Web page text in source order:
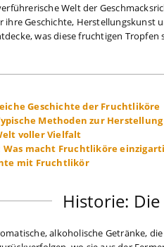
Welt der
Geschichte, Herstellungskunst
was diese fruchtigen Tropfen
Geschichte der Fruchtliköre
Methoden zur
voller Vielfalt
Was macht Fruchtliköre
mit Fruchtlikör
Historie:
alkoholische Getränke,